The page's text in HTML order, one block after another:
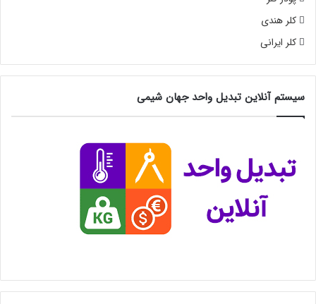
کلر هندی
کلر ایرانی
سیستم آنلاین تبدیل واحد جهان شیمی